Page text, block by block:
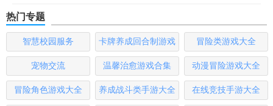
元化需求。
2. 操作简便：界面简洁明了，操作流畅，易于上手。
3. 安全保障：采用多重加密技术，确保用户数据安全与隐私
保护。
4. 社区氛围：构建积极向上的社区环境，鼓励用户分享、交
热门专题
智慧校园服务 卡牌养成回合制游戏 冒险类游戏大全
宠物交流 温馨治愈游戏合集 动漫冒险游戏大全
冒险角色游戏大全 养成战斗类手游大全 在线竞技手游大全